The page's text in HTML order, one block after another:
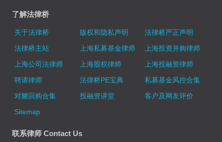
了解法律桥
关于法律桥 版权和隐私声明
法律桥严正声明
法律桥主站
上海私募基金律师
上海投资并购律师
上海公司法律师
上海股权律师
上海投融资律师
聘请律师
法律桥PE宝典
私募基金风控合集
对赌回购合集
投融资讲堂
客户及网友评价
Sitemap
联系律师 Contact Us